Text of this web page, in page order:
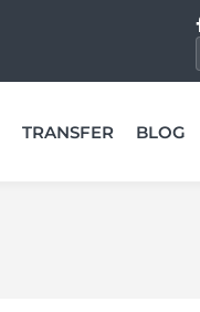
TRANSFER BLOG